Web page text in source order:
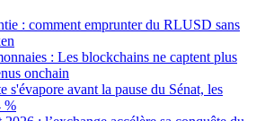
: comment emprunter du RLUSD sans
: Les blockchains ne captent plus
onchain
s'évapore avant la pause du Sénat, les
%